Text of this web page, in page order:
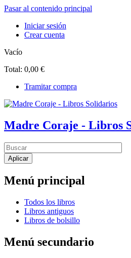
Pasar al contenido principal
Iniciar sesión
Crear cuenta
Vacío
Total: 0,00 €
Tramitar compra
Madre Coraje - Libros
Menú principal
Todos los libros
Libros antiguos
Libros de bolsillo
Menú secundario